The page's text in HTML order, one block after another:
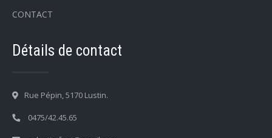
CONTACT
Détails de contact
Rue Pépin, 5170 Lustin.
0475/42.45.65